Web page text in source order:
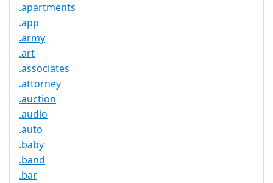
.apartments
.app
.army
.art
.associates
.attorney
.auction
.audio
.auto
.baby
.band
.bar